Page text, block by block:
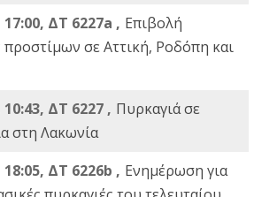
ΔΤ 6227a , Επιβολή
προστίμων σε Αττική, Ροδόπη και
ΔΤ 6227 , Πυρκαγιά σε
στη Λακωνία
ΔΤ 6226b , Ενημέρωση για